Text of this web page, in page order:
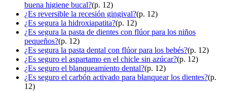
buena higiene bucal?(p. 12)
¿Es reversible la recesión gingival?(p. 12)
¿Es segura la hidroxiapatita?(p. 12)
¿Es segura la pasta de dientes con flúor para los niños
pequeños?(p. 12)
¿Es segura la pasta dental con flúor para los bebés?(p. 12)
¿Es seguro el aspartamo en el chicle sin azúcar?(p. 12)
¿Es seguro el blanqueamiento dental?(p. 12)
¿Es seguro el carbón activado para blanquear los dientes?(p.
12)